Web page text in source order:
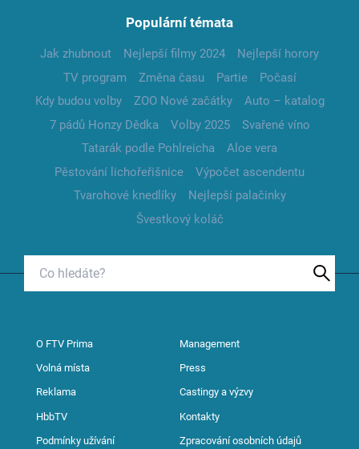
Populární témata
Jak zhubnout Nejlepší filmy 2024
Nejlepší horory
TV program
Změna času Partie
Počasí
Kdy budou volby
ZOO Nové začátky
Auto – katalog
7 pádů Honzy Dědka
Volby 2025
Svařené víno
Tatarák podle Pohlreicha
Aloe vera
Pěstování lichořeřišnice
Výpočet ascendentu
Tvarohové knedlíky
Nejlepší palačinky
Švestkový koláč
O FTV Prima Management
Volná místa Press
Reklama Castingy a výzvy
HbbTV Kontakty
Podmínky užívání Zpracování osobních údajů